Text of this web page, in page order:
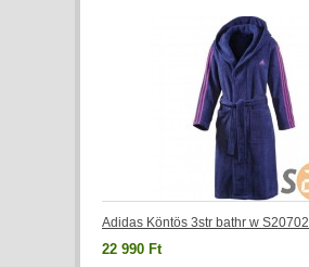
Adidas Köntös 3str bathr w S20702
22 990 Ft